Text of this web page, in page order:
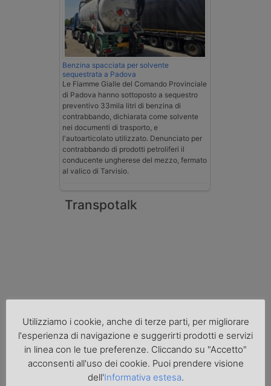
Benzina spacciata per solvente
sequestrata a Padova
Le Fiamme Gialle del Comando Provinciale
di Padova hanno sottoposto a sequestro
preventivo 33mila litri di benzina di
contrabbando, dichiarata come solvente
nei documenti di trasporto, e
l'autoarticolato utilizzato. Denunciato per
contrabbando di prodotti petroliferi il
conducente ungherese del mezzo, fermato
al valico di Tarvisio.
Transpotalk
Normativa
La riforma del Codice della Strada punta
sull’autotrasporto
Utilizziamo i cookie, anche di terze parti, per migliorare
l'esperienza di navigazione e suggerirti prodotti e servizi
in linea con le tue preferenze. Cliccando su "Accetto"
acconsenti all'uso dei cookie. Puoi prendere visione
dell'Informativa estesa.